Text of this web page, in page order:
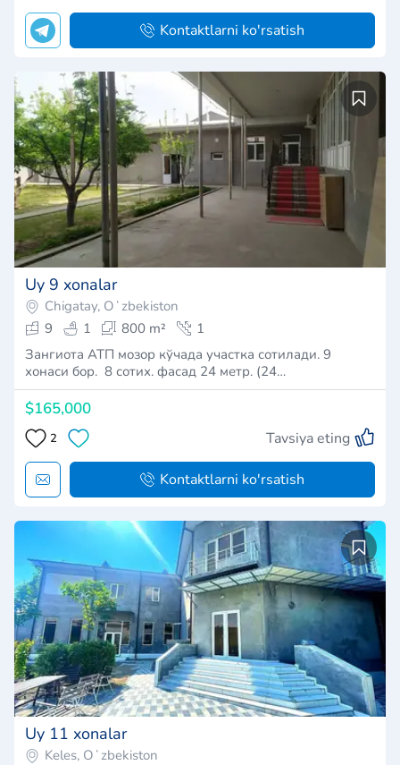
Kontaktlarni ko'rsatish
Uy 9 xonalar
Chigatay, Oʻzbekiston
9
1 800 m²
1
Зангиота АТП мозор кўчада участка сотилади. 9
хонаси бор. 8 сотих. фасад 24 метр. (24…
$165,000
2 Tavsiya eting
Kontaktlarni ko'rsatish
Uy 11 xonalar
Keles, Oʻzbekiston